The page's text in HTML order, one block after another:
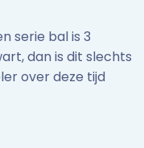
serie bal is 3
dan is dit slechts
over deze tijd